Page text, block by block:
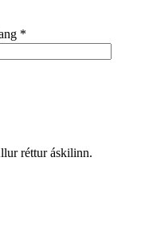
*
réttur áskilinn.